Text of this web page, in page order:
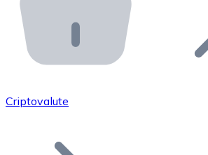
API Bitnovo
Integre nossa API no seu
Junte-se à nossa rede de
Adicione o token do seu projeto
Criptovalute